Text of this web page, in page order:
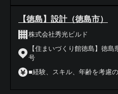
【徳島】設計（徳島市）
株式会社秀光ビルド
【住まいづくり館徳島】徳
号
■経験、スキル、年齢を考慮